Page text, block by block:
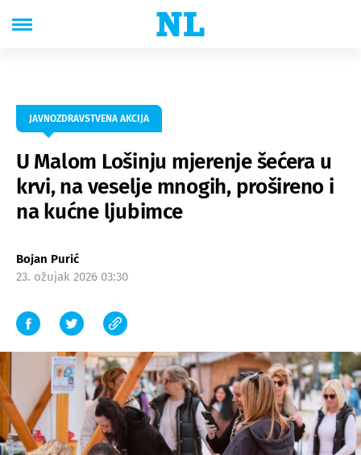
JAVNOZDRAVSTVENA AKCIJA
U Malom Lošinju mjerenje šećera u
krvi, na veselje mnogih, prošireno i
na kućne ljubimce
Bojan Purić
23. ožujak 2026 03:30